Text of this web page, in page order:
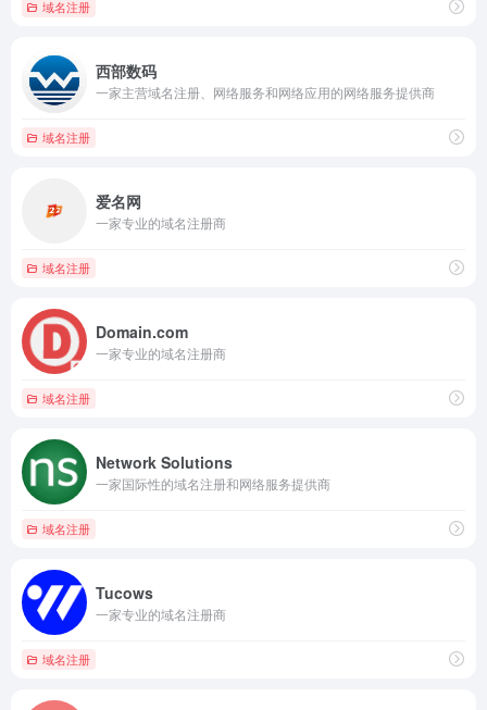
域名注册
西部数码
一家主营域名注册、网络服务和网络应用的网络服务提供商
域名注册
爱名网
一家专业的域名注册商
域名注册
Domain.com
一家专业的域名注册商
域名注册
Network Solutions
一家国际性的域名注册和网络服务提供商
域名注册
Tucows
一家专业的域名注册商
域名注册